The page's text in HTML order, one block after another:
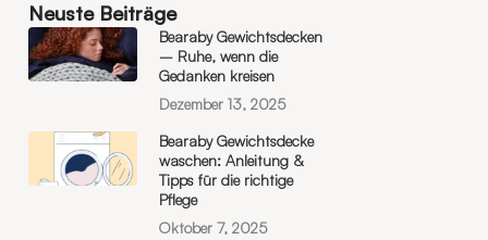
Neuste Beiträge
Bearaby Gewichtsdecken
– Ruhe, wenn die
Gedanken kreisen
Dezember 13, 2025
Bearaby Gewichtsdecke
waschen: Anleitung &
Tipps für die richtige
Pflege
Oktober 7, 2025